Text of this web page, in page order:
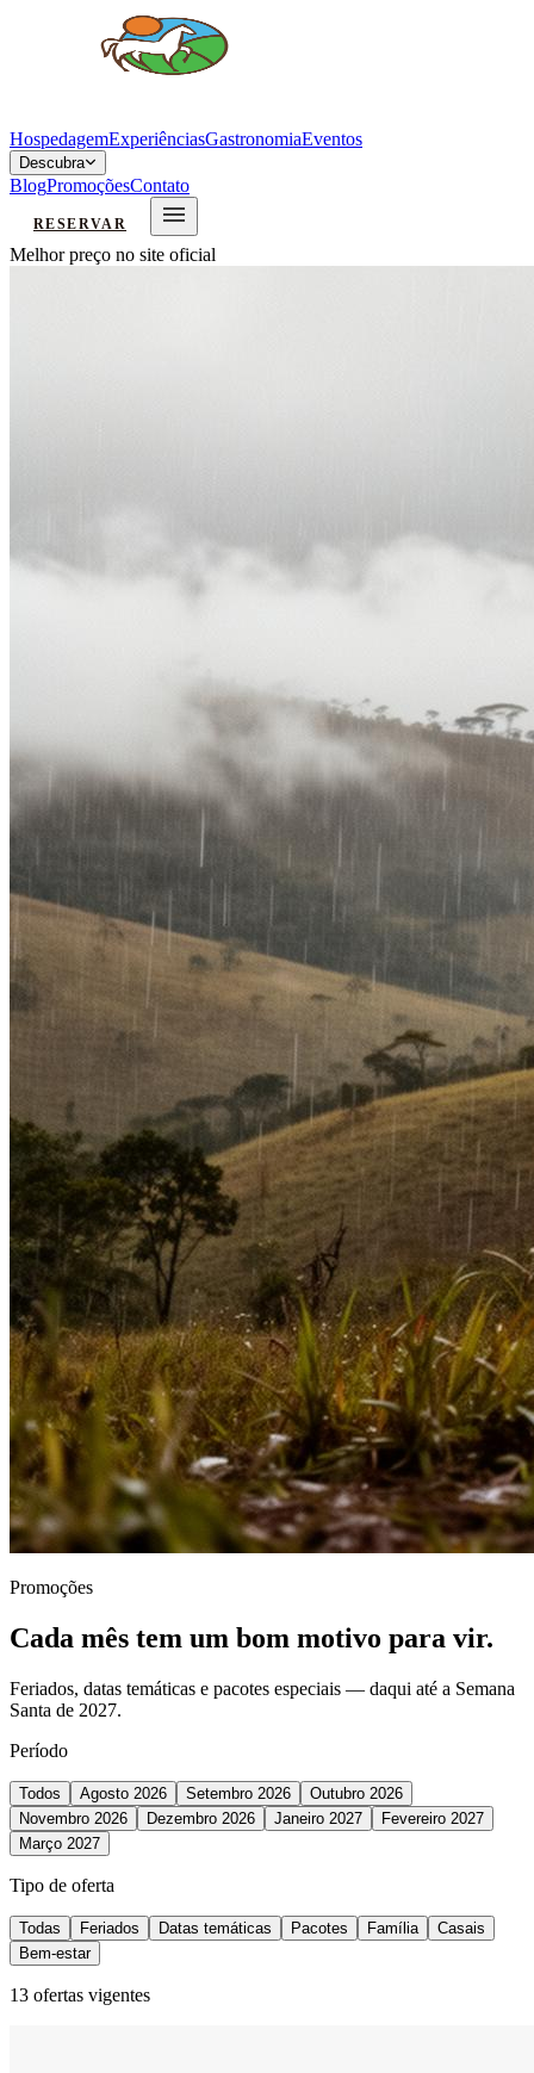
HospedagemExperiênciasGastronomiaEventos
Descubra
BlogPromoçõesContato
RESERVAR
Melhor preço no site oficial
Promoções
Cada mês tem um bom motivo para vir.
Feriados, datas temáticas e pacotes especiais — daqui até a Semana
Santa de 2027.
Período
Todos Agosto 2026 Setembro 2026
Outubro 2026
Novembro 2026
Dezembro 2026 Janeiro 2027
Fevereiro 2027
Março 2027
Tipo de oferta
Todas Feriados Datas temáticas Pacotes Família
Casais
Bem-estar
13 ofertas vigentes